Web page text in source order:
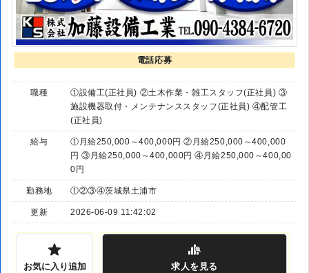
電話応募
職種
①設備工(正社員) ②土木作業・雑工スタッフ(正社員) ③
施設機器取付・メンテナンススタッフ(正社員) ④配管工
(正社員)
給与
①月給250,000～400,000円 ②月給250,000～400,000
円 ③月給250,000～400,000円 ④月給250,000～400,00
0円
勤務地 ①②③④茨城県土浦市
更新 2026-06-09 11:42:02
お気に入り追加 求人を見る